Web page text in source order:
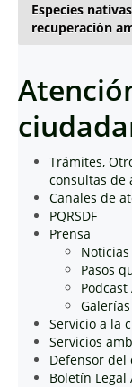
Especies
recuperación
Trámites,
consultas de
Canales de
PQRSDF
Prensa
Pasos
Servicio a la
Servicios
Defensor del
Boletín Legal